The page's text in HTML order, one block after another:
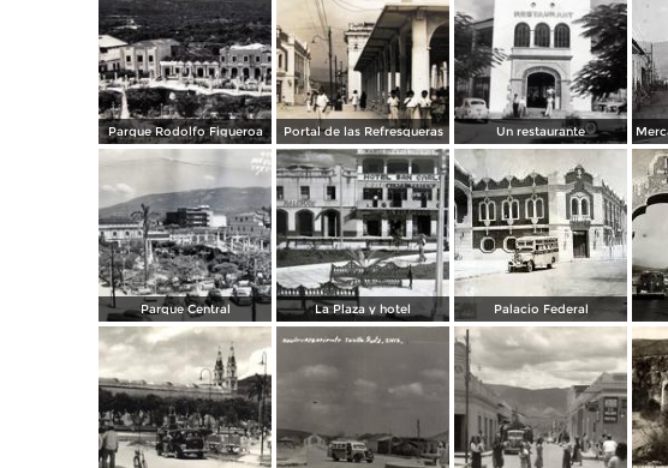
Parque Rodolfo Figueroa Portal de las Refresqueras Un restaurante
Parque Central La Plaza y hotel Palacio Federal